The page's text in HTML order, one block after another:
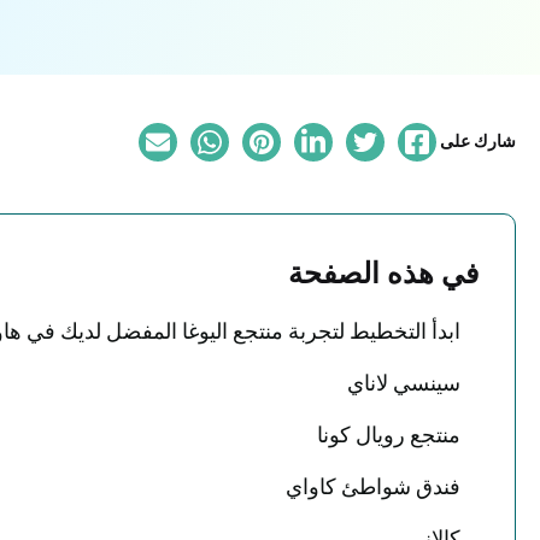
شارك على
في هذه الصفحة
ابدأ التخطيط لتجربة منتجع اليوغا المفضل لديك في
سينسي لاناي
منتجع رويال كونا
فندق شواطئ كاواي